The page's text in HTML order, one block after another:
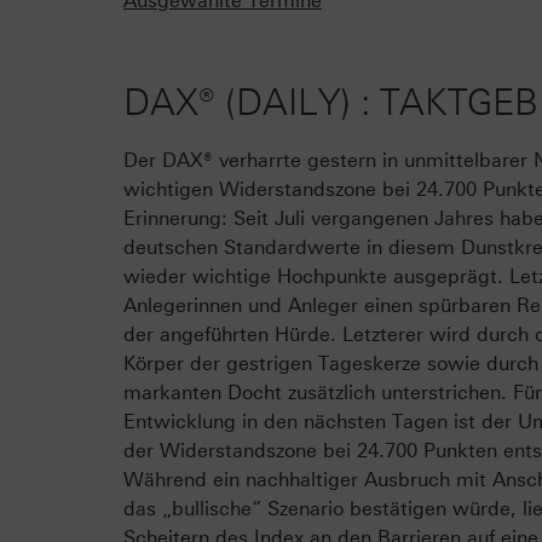
DAX® (DAILY) :
Der DAX® verharrte gestern in unmittelbarer
wichtigen Widerstandszone bei 24.700
Erinnerung: Seit Juli vergangenen Jahres
deutschen Standardwerte in diesem
wieder wichtige Hochpunkte ausgeprägt.
Anlegerinnen und Anleger einen spürbaren
der angeführten Hürde. Letzterer wird durch
Körper der gestrigen Tageskerze sowie
markanten Docht zusätzlich unterstrichen.
Entwicklung in den nächsten Tagen ist der
der Widerstandszone bei 24.700 Punkten
Während ein nachhaltiger Ausbruch mit
das „bullische“ Szenario bestätigen würde,